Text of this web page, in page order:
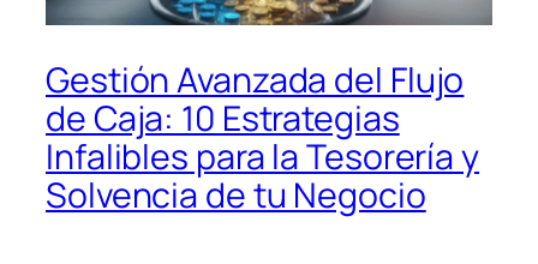
Gestión Avanzada del Flujo
de Caja: 10 Estrategias
Infalibles para la Tesorería y
Solvencia de tu Negocio